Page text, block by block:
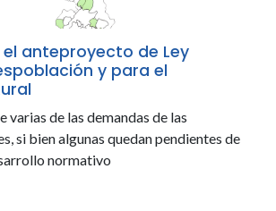
anteproyecto de Ley
y para el
varias de las demandas de las
si bien algunas quedan pendientes de
normativo